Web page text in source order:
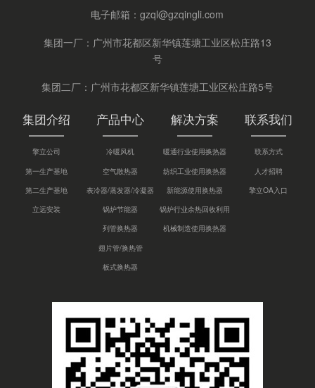
电子邮箱：gzql@gzqingli.com
集团一厂：广州市花都区新华镇莲塘工业区松庄路13
号
集团二厂：广州市花都区新华镇莲塘工业区松庄路5号
集团介绍
擎立公司
第一生产基地
第二生产基地
立远安装
产品中心
冷暖风机
空气散热器
表冷器/蒸发器/冷凝器
锅炉节能器
列管换热器
翅片管/换热管
板式换热器
解决方案
暖通行业使用换热器
纺织工业使用换热器
新能源使用换热器
锅炉行业余热回收利用
机械制造使用换热器
联系我们
联系方式
人才招聘
擎立OA入口